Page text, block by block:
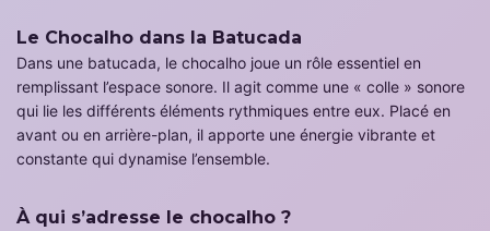
Le Chocalho dans la Batucada
Dans une batucada, le chocalho joue un rôle essentiel en
remplissant l’espace sonore. Il agit comme une « colle » sonore
qui lie les différents éléments rythmiques entre eux. Placé en
avant ou en arrière-plan, il apporte une énergie vibrante et
constante qui dynamise l’ensemble.
À qui s’adresse le chocalho ?